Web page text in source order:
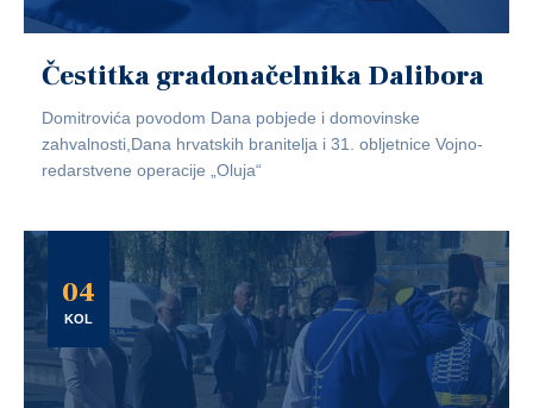
Čestitka gradonačelnika Dalibora
Domitrovića povodom Dana pobjede i domovinske
zahvalnosti,Dana hrvatskih branitelja i 31. obljetnice Vojno-
redarstvene operacije „Oluja“
04
KOL